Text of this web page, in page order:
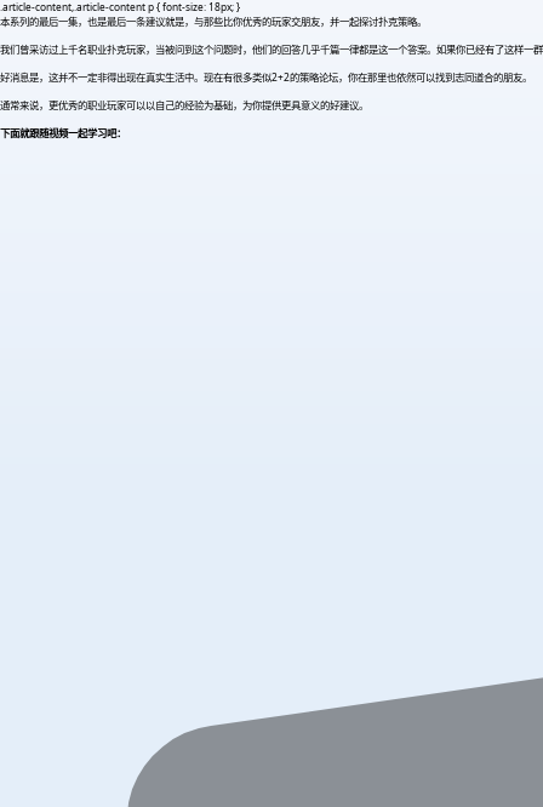
.article-content,.article-content p { font-size: 18px; }
本系列的最后一集，也是最后一条建议就是，与那些比你优秀的玩家交朋友，并一起探讨扑克策略。
我们曾采访过上千名职业扑克玩家，当被问到这个问题时，他们的回答几乎千篇一律都是这一个答案。如果你已经有了这样
好消息是，这并不一定非得出现在真实生活中。现在有很多类似2+2的策略论坛，你在那里也依然可以找到志同道合的朋友。
通常来说，更优秀的职业玩家可以以自己的经验为基础，为你提供更具意义的好建议。
下面就跟随视频一起学习吧：